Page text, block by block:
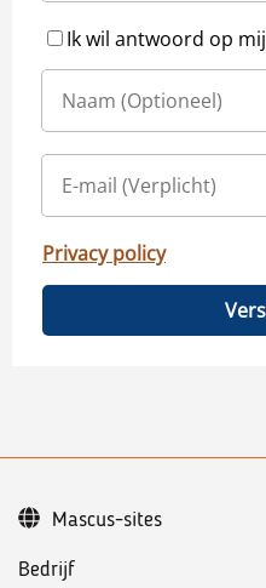
Ik wil antwoord op
Privacy policy
Bedrijf
Mascus-sites